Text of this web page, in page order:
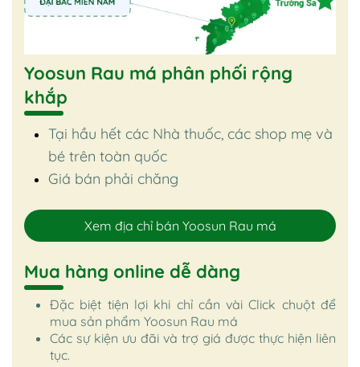
Yoosun Rau má phân phối rộng
khắp
Tại hầu hết các Nhà thuốc, các shop mẹ và
bé trên toàn quốc
Giá bán phải chăng
Xem địa chỉ bán Yoosun Rau má
Mua hàng online dễ dàng
Đặc biệt tiện lợi khi chỉ cần vài Click chuột để
mua sản phẩm Yoosun Rau má
Các sự kiện ưu đãi và trợ giá được thực hiện liên
tục.